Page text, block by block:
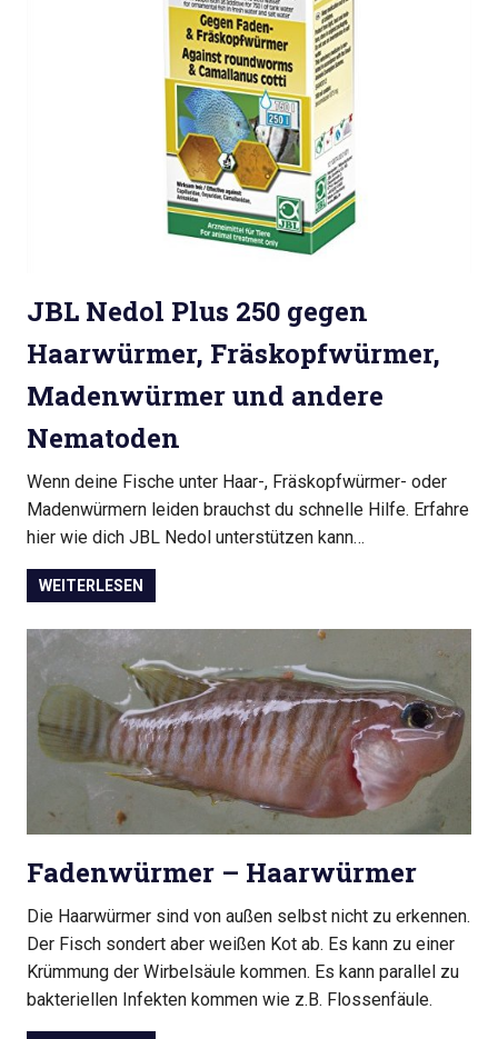
JBL Nedol Plus 250 gegen
Haarwürmer, Fräskopfwürmer,
Madenwürmer und andere
Nematoden
Wenn deine Fische unter Haar-, Fräskopfwürmer- oder
Madenwürmern leiden brauchst du schnelle Hilfe. Erfahre
hier wie dich JBL Nedol unterstützen kann…
WEITERLESEN
Fadenwürmer – Haarwürmer
Die Haarwürmer sind von außen selbst nicht zu erkennen.
Der Fisch sondert aber weißen Kot ab. Es kann zu einer
Krümmung der Wirbelsäule kommen. Es kann parallel zu
bakteriellen Infekten kommen wie z.B. Flossenfäule.